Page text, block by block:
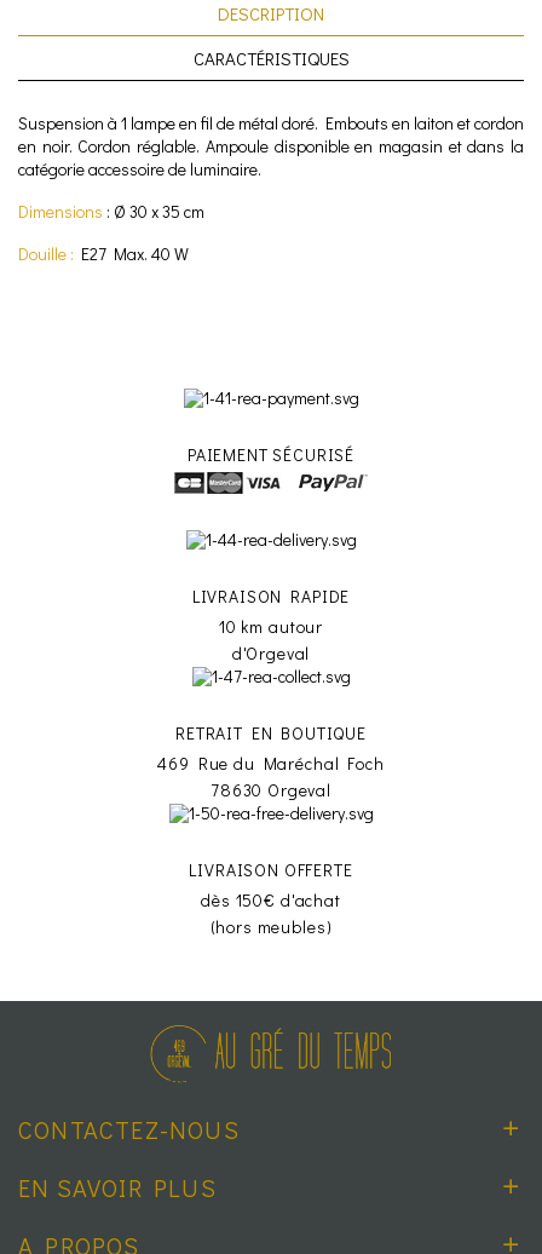
DESCRIPTION
CARACTÉRISTIQUES
Suspension à 1 lampe en fil de métal doré. Embouts en laiton et cordon
en noir. Cordon réglable. Ampoule disponible en magasin et dans la
catégorie accessoire de luminaire.
Dimensions : Ø 30 x 35 cm
Douille : E27 Max. 40 W
PAIEMENT SÉCURISÉ
LIVRAISON RAPIDE
10 km autour
d'Orgeval
RETRAIT EN BOUTIQUE
469 Rue du Maréchal Foch
78630 Orgeval
LIVRAISON OFFERTE
dès 150€ d'achat
(hors meubles)
CONTACTEZ-NOUS
EN SAVOIR PLUS
A PROPOS